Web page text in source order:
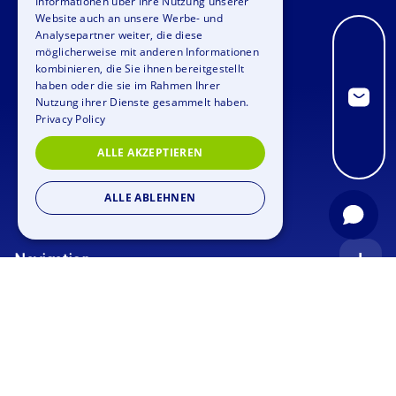
Navigation
ITALIAN
DUTCH
Website auch an unsere Werbe- und
Analysepartner weiter, die diese
möglicherweise mit anderen Informationen
kombinieren, die Sie ihnen bereitgestellt
haben oder die sie im Rahmen Ihrer
Nutzung ihrer Dienste gesammelt haben.
Privacy Policy
ALLE AKZEPTIEREN
ALLE ABLEHNEN